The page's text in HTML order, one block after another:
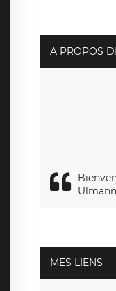
limitation du
données. Vous
de traitement est
Sédar
le droit
A PROPOS
Ulmann
MES LIENS